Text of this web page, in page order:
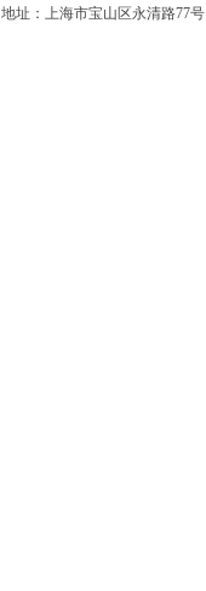
地址：上海市宝山区永清路77号